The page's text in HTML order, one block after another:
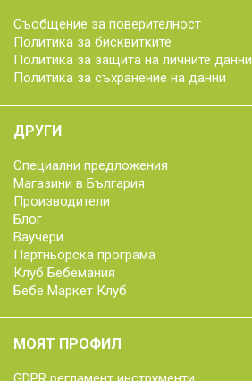
Съобщение за поверителност
Политика за бисквитките
Политика за защита на личните данни
Политика за съхранение на данни
ДРУГИ
Специални предложения
Магазини в България
Производители
Блог
Ваучери
Партньорска програма
Клуб Бебемания
Бебе Маркет Клуб
МОЯТ ПРОФИЛ